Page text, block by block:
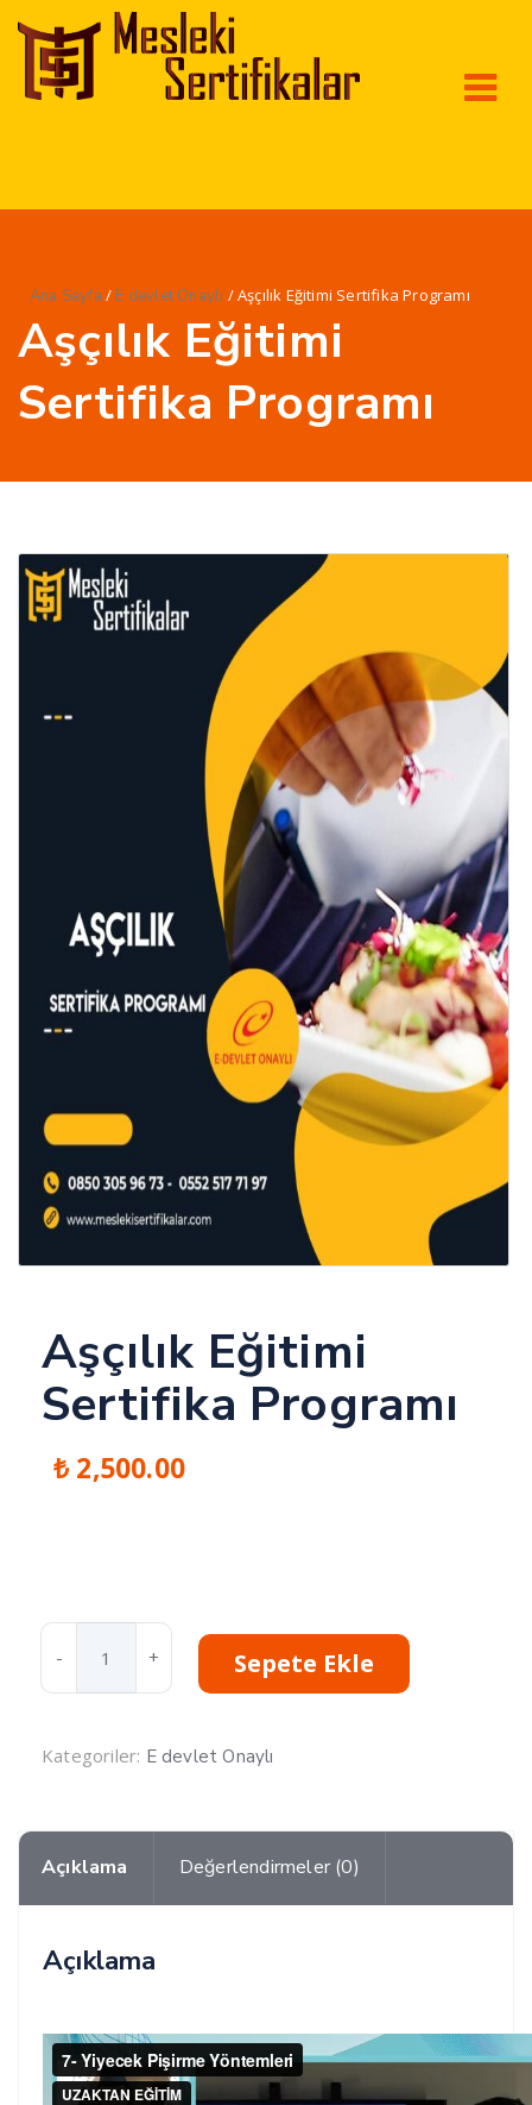
Ana Sayfa / E devlet Onaylı / Aşçılık Eğitimi Sertifika Programı
Aşçılık Eğitimi
Sertifika Programı
Aşçılık Eğitimi
Sertifika Programı
₺ 2,500.00
Eğitimi
Sertifika
adet
Sepete Ekle
Kategoriler: E devlet Onaylı
Açıklama Değerlendirmeler (0)
Açıklama